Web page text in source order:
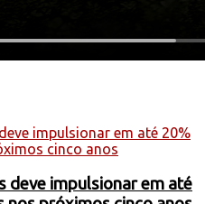
deve impulsionar em até